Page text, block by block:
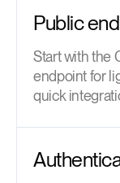
Public
Start with the
endpoint for
quick